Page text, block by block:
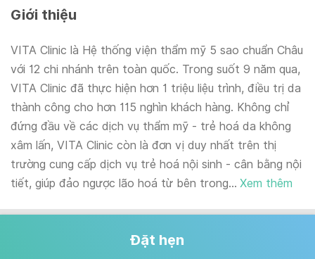
Giới thiệu
VITA Clinic là Hệ thống viện thẩm mỹ 5 sao chuẩn Châu
với 12 chi nhánh trên toàn quốc. Trong suốt 9 năm qua,
VITA Clinic đã thực hiện hơn 1 triệu liệu trình, điều trị da
thành công cho hơn 115 nghìn khách hàng. Không chỉ
đứng đầu về các dịch vụ thẩm mỹ - trẻ hoá da không
xâm lấn, VITA Clinic còn là đơn vị duy nhất trên thị
trường cung cấp dịch vụ trẻ hoá nội sinh - cân bằng nội
tiết, giúp đảo ngược lão hoá từ bên trong... Xem thêm
Đặt hẹn